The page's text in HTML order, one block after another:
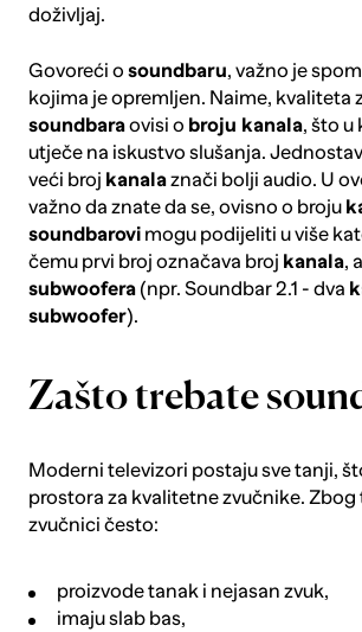
doživljaj.
Govoreći o soundbaru, važno je
kojima je opremljen. Naime, kvaliteta
soundbaraovisi o broju kanala, što u
utječe na iskustvo slušanja.
veći broj kanalaznači bolji audio. U
važno da znate da se, ovisno o broju
soundbarovimogu podijeliti u više
čemu prvi broj označava broj kanala,
subwoofera(npr. Soundbar 2.1 - dva
subwoofer).
Zašto trebate
Moderni televizori postaju sve tanji,
prostora za kvalitetne zvučnike.
zvučnici često:
proizvode tanak i nejasan zvuk,
imaju slab bas,